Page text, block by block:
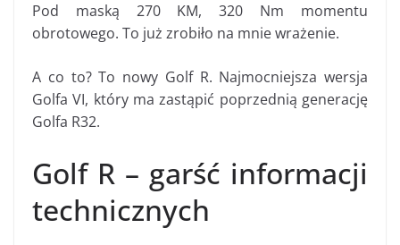
Pod maską 270 KM, 320 Nm momentu
obrotowego. To już zrobiło na mnie wrażenie.
A co to? To nowy Golf R. Najmocniejsza wersja
Golfa VI, który ma zastąpić poprzednią generację
Golfa R32.
Golf R – garść informacji
technicznych